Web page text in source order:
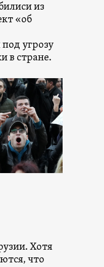
из
«об
угрозу
в стране.
Хотя
что